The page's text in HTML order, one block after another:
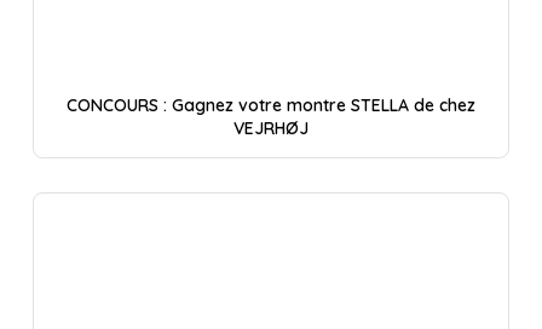
CONCOURS : Gagnez votre montre STELLA de chez
VEJRHØJ